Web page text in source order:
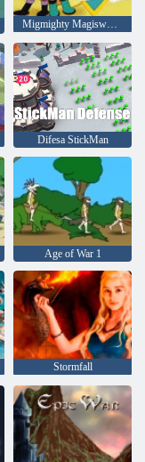
Migmighty Magiswords La ricerca delle torri
Difesa StickMan
Age of War 1
Stormfall